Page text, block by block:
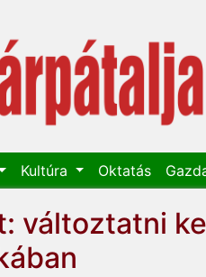
Kultúra Oktatás
változtatni